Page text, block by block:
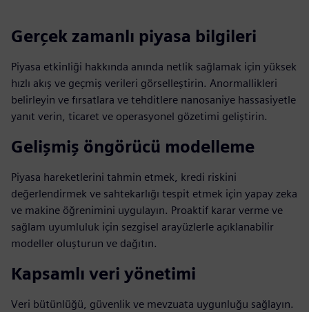
Gerçek zamanlı piyasa bilgileri
Piyasa etkinliği hakkında anında netlik sağlamak için yüksek
hızlı akış ve geçmiş verileri görselleştirin. Anormallikleri
belirleyin ve fırsatlara ve tehditlere nanosaniye hassasiyetle
yanıt verin, ticaret ve operasyonel gözetimi geliştirin.
Gelişmiş öngörücü modelleme
Piyasa hareketlerini tahmin etmek, kredi riskini
değerlendirmek ve sahtekarlığı tespit etmek için yapay zeka
ve makine öğrenimini uygulayın. Proaktif karar verme ve
sağlam uyumluluk için sezgisel arayüzlerle açıklanabilir
modeller oluşturun ve dağıtın.
Kapsamlı veri yönetimi
Veri bütünlüğü, güvenlik ve mevzuata uygunluğu sağlayın.